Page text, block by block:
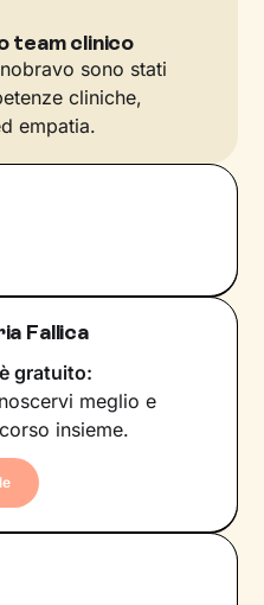
team clinico
sono stati
cliniche,
empatia.
Fallica
gratuito:
meglio e
insieme.